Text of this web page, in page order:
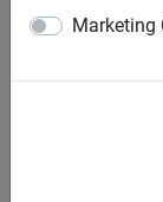
Marketing
ø 2,3
mm -